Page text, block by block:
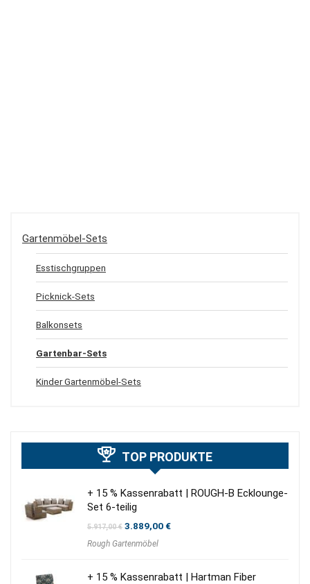
Gartenmöbel-Sets
Esstischgruppen
Picknick-Sets
Balkonsets
Gartenbar-Sets
Kinder Gartenmöbel-Sets
TOP PRODUKTE
+ 15 % Kassenrabatt | ROUGH-B Ecklounge-
Set 6-teilig
5.917,00€ Ursprünglicher
war:
3.889,00€Aktueller
Rough Gartenmöbel
+ 15 % Kassenrabatt | Hartman Fiber